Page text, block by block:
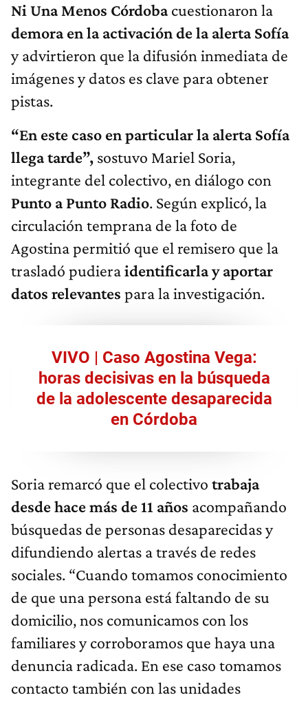
Ni Una Menos Córdobacuestionaron la
demora en la activación de la alerta Sofía
y advirtieron que la difusión inmediata de
imágenes y datos es clave para obtener
pistas.
“En este caso en particular la alerta Sofía
llega tarde”, sostuvo Mariel Soria,
integrante del colectivo, en diálogo con
Punto a Punto Radio. Según explicó, la
circulación temprana de la foto de
Agostina permitió que el remisero que la
trasladó pudieraidentificarla y aportar
datos relevantes para la investigación.
VIVO | Caso Agostina Vega:
horas decisivas en la búsqueda
de la adolescente desaparecida
en Córdoba
Soria remarcó que el colectivo trabaja
desde hace más de 11 años acompañando
búsquedas de personas desaparecidas y
difundiendo alertas a través de redes
sociales. “Cuando tomamos conocimiento
de que una persona está faltando de su
domicilio, nos comunicamos con los
familiares y corroboramos que haya una
denuncia radicada. En ese caso tomamos
contacto también con las unidades